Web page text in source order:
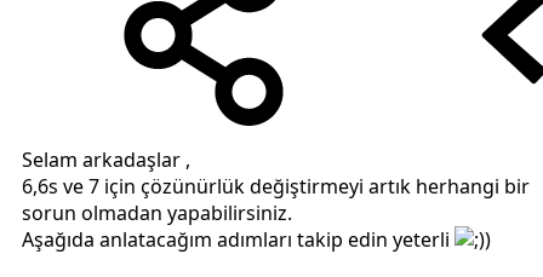
Selam arkadaşlar ,
6,6s ve 7 için çözünürlük değiştirmeyi artık herhangi bir
sorun olmadan yapabilirsiniz.
Aşağıda anlatacağım adımları takip edin yeterli